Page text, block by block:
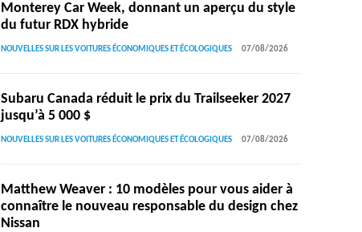
Monterey Car Week, donnant un aperçu du style
du futur RDX hybride
NOUVELLES SUR LES VOITURES ÉCONOMIQUES ET ÉCOLOGIQUES 07/08/2026
Subaru Canada réduit le prix du Trailseeker 2027
jusqu’à 5 000 $
NOUVELLES SUR LES VOITURES ÉCONOMIQUES ET ÉCOLOGIQUES 07/08/2026
Matthew Weaver : 10 modèles pour vous aider à
connaître le nouveau responsable du design chez
Nissan